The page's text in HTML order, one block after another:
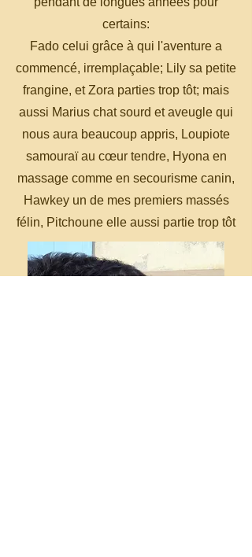
certains:
Fado celui grâce à qui l'aventure a
commencé, irremplaçable; Lily sa petite
frangine, et Zora parties trop tôt; mais
aussi Marius chat sourd et aveugle qui
nous aura beaucoup appris, Loupiote
samouraï au cœur tendre, Hyona en
massage comme en secourisme canin,
Hawkey un de mes premiers massés
félin, Pitchoune elle aussi partie trop tôt